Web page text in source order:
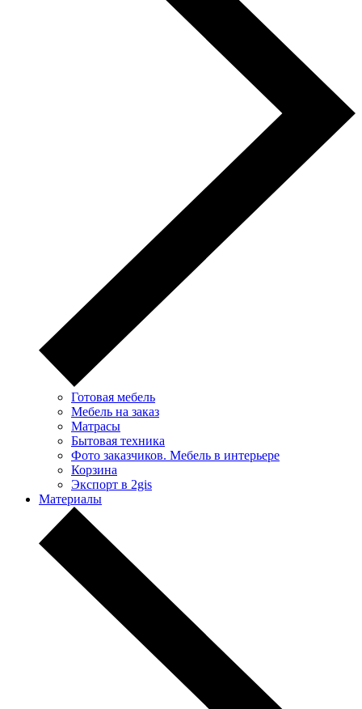
Готовая мебель
Мебель на заказ
Матрасы
Бытовая техника
Фото заказчиков. Мебель в интерьере
Корзина
Экспорт в 2gis
Материалы